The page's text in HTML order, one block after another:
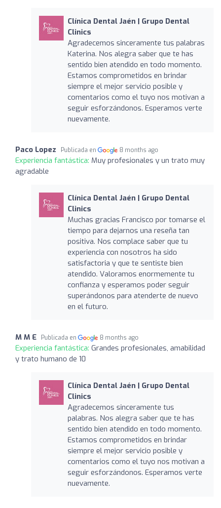
Clínica Dental Jaén | Grupo Dental
Clinics
Agradecemos sinceramente tus palabras
Katerina. Nos alegra saber que te has
sentido bien atendido en todo momento.
Estamos comprometidos en brindar
siempre el mejor servicio posible y
comentarios como el tuyo nos motivan a
seguir esforzándonos. Esperamos verte
nuevamente.
Paco Lopez Publicada en 8 months ago
Experiencia fantástica: Muy profesionales y un trato muy
agradable
Clínica Dental Jaén | Grupo Dental
Clinics
Muchas gracias Francisco por tomarse el
tiempo para dejarnos una reseña tan
positiva. Nos complace saber que tu
experiencia con nosotros ha sido
satisfactoria y que te sentiste bien
atendido. Valoramos enormemente tu
confianza y esperamos poder seguir
superándonos para atenderte de nuevo
en el futuro.
M M E Publicada en 8 months ago
Experiencia fantástica: Grandes profesionales, amabilidad
y trato humano de 10
Clínica Dental Jaén | Grupo Dental
Clinics
Agradecemos sinceramente tus
palabras. Nos alegra saber que te has
sentido bien atendido en todo momento.
Estamos comprometidos en brindar
siempre el mejor servicio posible y
comentarios como el tuyo nos motivan a
seguir esforzándonos. Esperamos verte
nuevamente.